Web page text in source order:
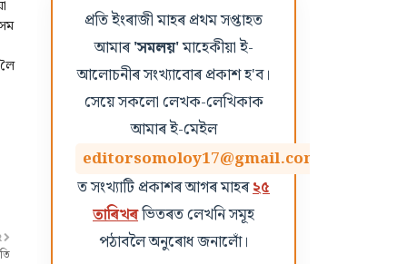
প্ৰতি ইংৰাজী মাহৰ প্ৰথম সপ্তাহত
আমাৰ'সমলয়'মাহেকীয়া ই-
আলোচনীৰ সংখ্যাবোৰ প্ৰকাশ হ'ব।
সেয়ে সকলো লেখক-লেখিকাক
আমাৰ ই-মেইল
editorsomoloy17@gmail.com
ত সংখ্যাটি প্ৰকাশৰ আগৰ মাহৰ২৫
তাৰিখৰভিতৰত লেখনি সমূহ
পঠাবলৈ অনুৰোধ জনালোঁ।